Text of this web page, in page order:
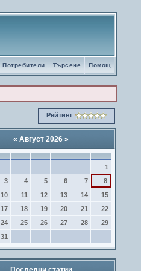
Помощ
Търсене
Потребители
Рейтинг
« Август 2026 »
1
3 4 5 6 7
8
10 11 12 13 14
15
17 18 19 20 21
22
24 25 26 27 28
29
31